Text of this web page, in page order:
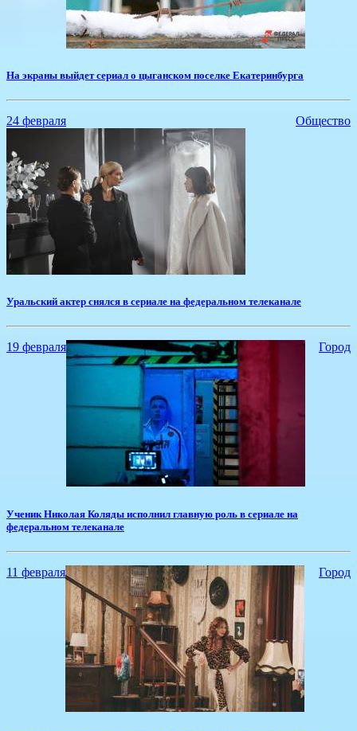
На экраны выйдет сериал о цыганском поселке Екатеринбурга
24 февраля Общество
​Уральский актер снялся в сериале на федеральном телеканале
19 февраля Город
​Ученик Николая Коляды исполнил главную роль в сериале на
федеральном телеканале
11 февраля Город